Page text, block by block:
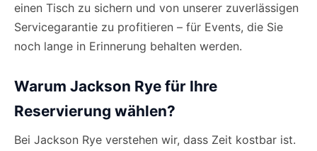
einen Tisch zu sichern und von unserer zuverlässigen
Servicegarantie zu profitieren – für Events, die Sie
noch lange in Erinnerung behalten werden.
Warum Jackson Rye für Ihre
Reservierung wählen?
Bei Jackson Rye verstehen wir, dass Zeit kostbar ist.